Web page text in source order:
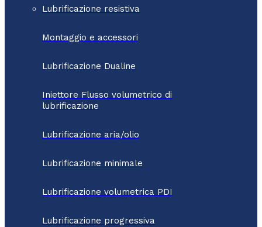
Lubrificazione resistiva
Montaggio e accessori
Lubrificazione Dualine
Iniettore Flusso volumetrico di
lubrificazione
Lubrificazione aria/olio
Lubrificazione minimale
Lubrificazione volumetrica PDI
Lubrificazione progressiva